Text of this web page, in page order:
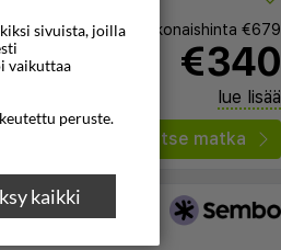
Kokonaishinta €679
€340
lue lisää
Valitse matka
sivuista, joilla
vaikuttaa
peruste.
kaikki